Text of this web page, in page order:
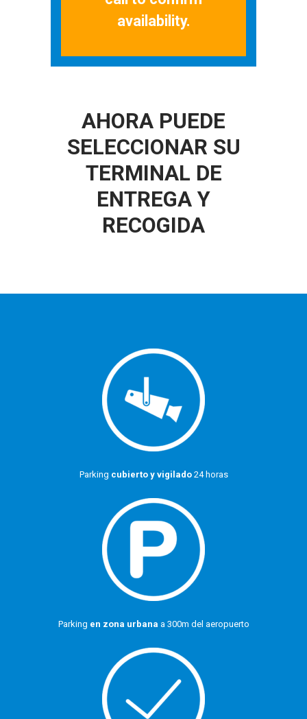
availability.
AHORA PUEDE
SELECCIONAR SU
TERMINAL DE
ENTREGA Y
RECOGIDA
Parking cubierto y vigilado24 horas
Parking en zona urbana a 300m del aeropuerto